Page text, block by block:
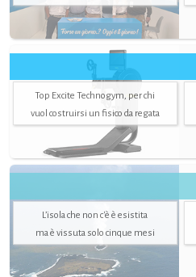
Top Excite Technogym, per chi
vuol costruirsi un fisico da regata
L’isola che non c'è è esistita
ma è vissuta solo cinque mesi